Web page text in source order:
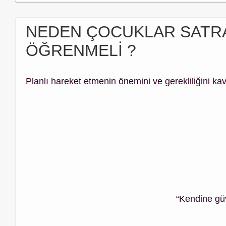
NEDEN ÇOCUKLAR
ÖĞRENMELİ ?
Planlı hareket etmenin önemini ve gerekliliğini
“Kendine